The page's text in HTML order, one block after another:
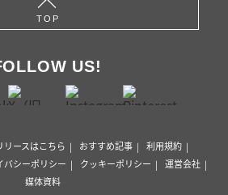
TOP
US!
リースはこちら おすすめ記事
利用規約
バシーポリシー クッキーポリシー
運営会社
媒体資料